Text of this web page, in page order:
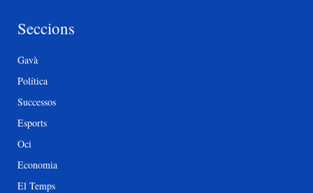
Seccions
Gavà
Política
Successos
Esports
Oci
Economia
El Temps